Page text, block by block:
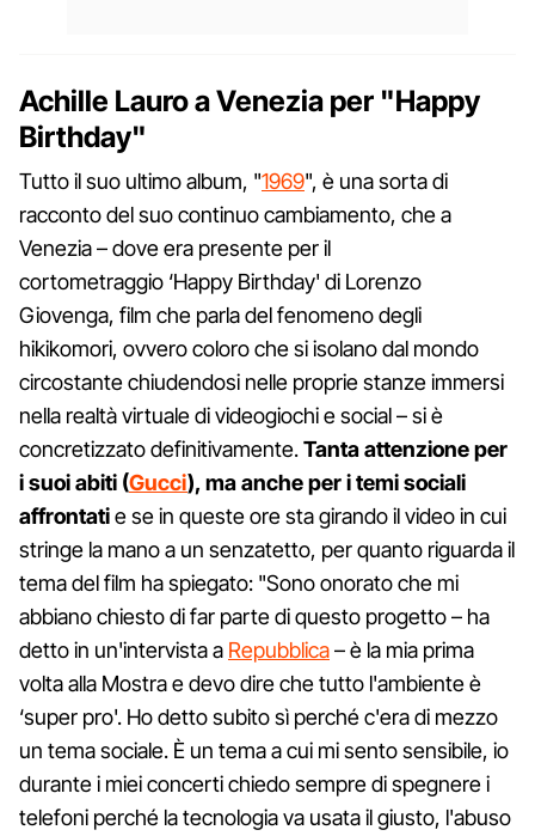
Achille Lauro a Venezia per "Happy
Birthday"
Tutto il suo ultimo album, "1969", è una sorta di
racconto del suo continuo cambiamento, che a
Venezia – dove era presente per il
cortometraggio ‘Happy Birthday' di Lorenzo
Giovenga, film che parla del fenomeno degli
hikikomori, ovvero coloro che si isolano dal mondo
circostante chiudendosi nelle proprie stanze immersi
nella realtà virtuale di videogiochi e social – si è
concretizzato definitivamente.Tanta attenzione per
i suoi abiti (Gucci), ma anche per i temi sociali
affrontatie se in queste ore sta girando il video in cui
stringe la mano a un senzatetto, per quanto riguarda il
tema del film ha spiegato: "Sono onorato che mi
abbiano chiesto di far parte di questo progetto – ha
detto in un'intervista a Repubblica– è la mia prima
volta alla Mostra e devo dire che tutto l'ambiente è
‘super pro'. Ho detto subito sì perché c'era di mezzo
un tema sociale. È un tema a cui mi sento sensibile, io
durante i miei concerti chiedo sempre di spegnere i
telefoni perché la tecnologia va usata il giusto, l'abuso